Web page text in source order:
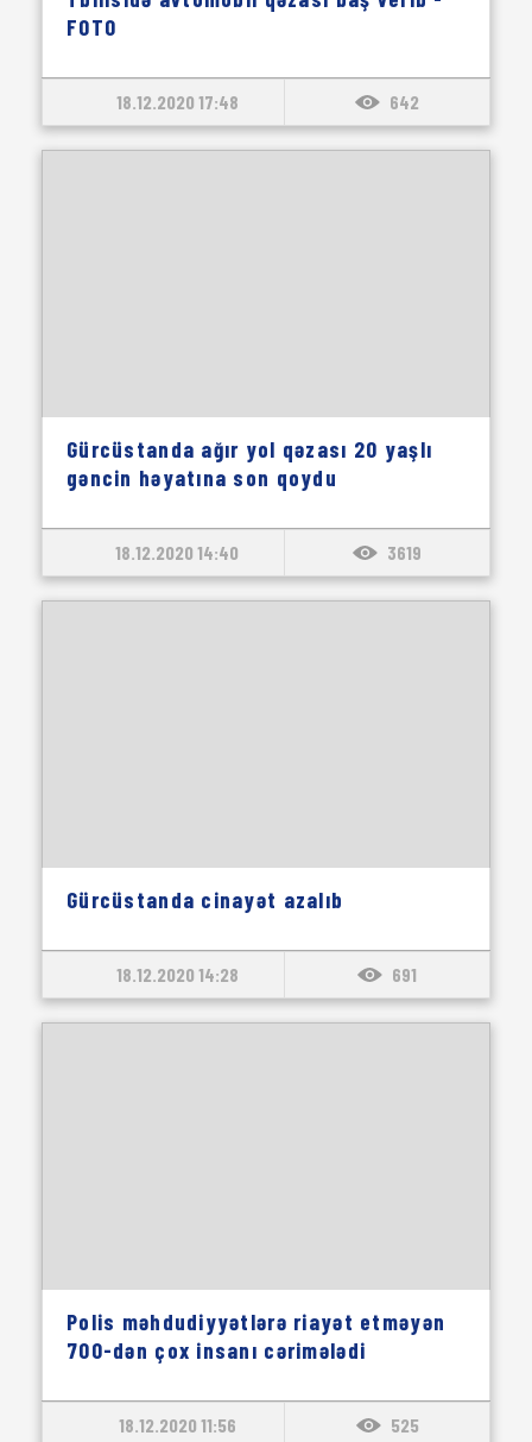
FOTO
18.12.2020 17:48 642
Gürcüstanda ağır yol qəzası 20 yaşlı
gəncin həyatına son qoydu
18.12.2020 14:40 3619
Gürcüstanda cinayət azalıb
18.12.2020 14:28 691
Polis məhdudiyyətlərə riayət etməyən
700-dən çox insanı cərimələdi
18.12.2020 11:56 525